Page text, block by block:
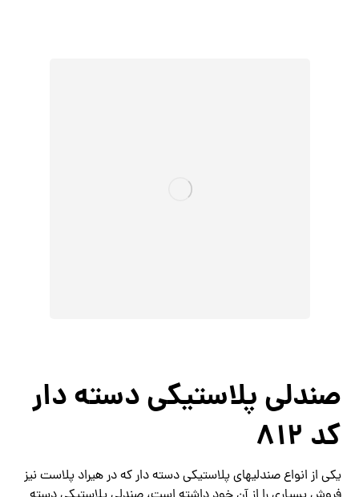
صندلی پلاستیکی دسته دار
کد 812
یکی از انواع صندلیهای پلاستیکی دسته دار که در هیراد پلاست نیز